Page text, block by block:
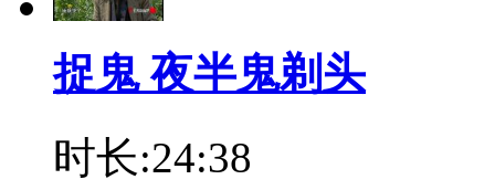
捉鬼 夜半鬼剃头
时长:24:38